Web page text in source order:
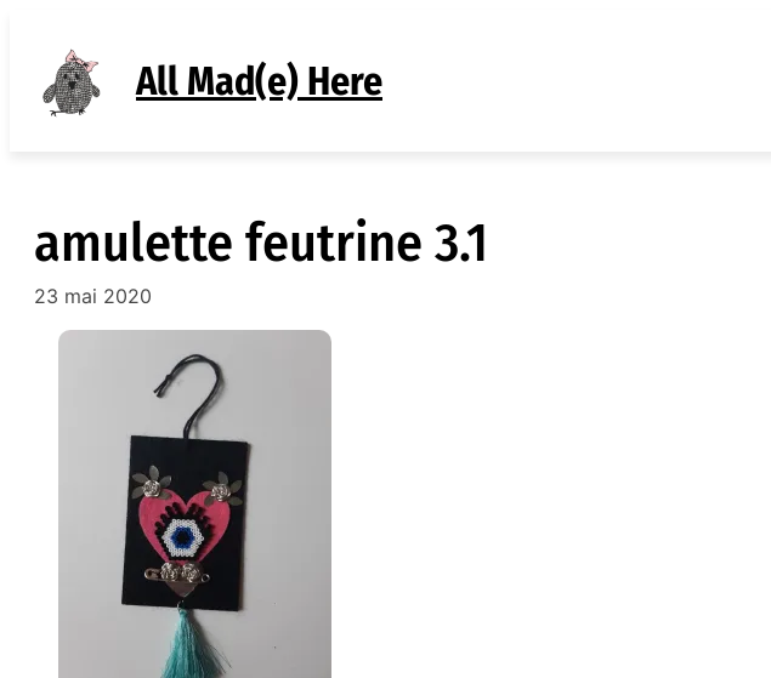
contenu
All Mad(e) Here
amulette feutrine 3.1
23 mai 2020